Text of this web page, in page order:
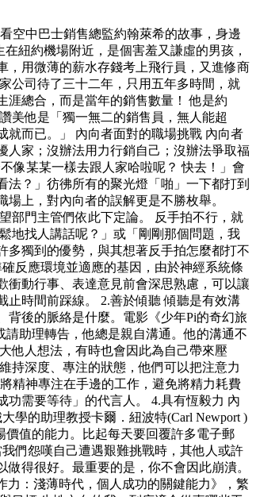
空中巴士銷售總監約翰萊希的故事，身邊
紐約機場附近，是個害羞又謙虛的男孩，
，用微薄的薪水存錢考上飛行員，又進修商
公司待了三十二年，只用五年多時間，就
涯總合，而是當年的銷售數量！ 他是約
美他是「獨一無二的銷售員，無人能超
就而已。」 內向者面對的職場挑戰 內向者
人家；沒辦法用力行銷自己；沒辦法爭取福
像某某一樣去跟人家哈啦呢？ 快去！」會
？」彷彿所有的聚光燈「啪」一下都打到
上，對內向者的誤解更是不勝枚舉。
部門主管們依此下定論。 反手拍不行，就
地找人講話呢？」或「剛剛那個問題，我
多獨到的優勢，與其想著反手拍怎麼都打不
反應環境並適應的基因，由於神經系統條
衝動行事、表達意見前會深思熟慮，可以讓
時間前踩線。 2.善於傾聽 傾聽是有效溝
後的脈絡是什麼。電影《少年Pi的奇幻旅
助理轉告，他總是親自溝通。他的溝通不
他人想法，有時也會因此為自己帶來壓
持深度、專注的狀態，他們可以把注意力
精神專注在手邊的工作，避免將精力耗費
需要等待」的代言人。 4.具有恆毅力 內
學的助理教授卡爾．紐波特(Carl Newport )
價值的能力。比起每天要回覆許多電子郵
們怨嘆自己遭遇艱難挑戰時，其他人或許
得很好。最重要的是，你不會因此崩潰。
力：淺薄時代，個人成功的關鍵能力》，繁